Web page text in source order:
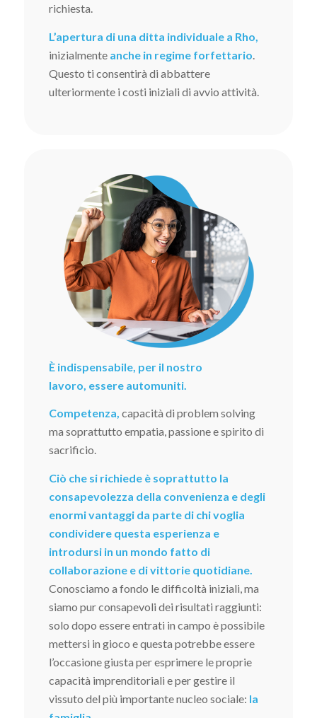
richiesta.
L’apertura di una ditta individuale a Rho,
inizialmente anche in regime forfettario
Questo ti consentirà di abbattere
ulteriormente i costi iniziali di avvio attività.
È indispensabile, per il nostro
lavoro, essere automuniti.
Competenza, capacità di problem solving
ma soprattutto empatia, passione e spirito di
sacrificio.
Ciò che si richiede è soprattutto la
consapevolezza della convenienza e degli
enormi vantaggi da parte di chi voglia
condividere questa esperienza e
introdursi in un mondo fatto di
collaborazione e di vittorie quotidiane.
Conosciamo a fondo le difficoltà iniziali, ma
siamo pur consapevoli dei risultati raggiunti:
solo dopo essere entrati in campo è possibile
mettersi in gioco e questa potrebbe essere
l’occasione giusta per esprimere le proprie
capacità imprenditoriali e per gestire il
vissuto del più importante nucleo sociale: la